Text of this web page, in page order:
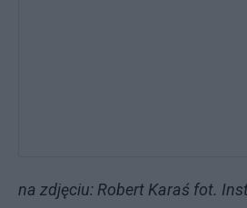
na zdjęciu: Robert Karaś fot.